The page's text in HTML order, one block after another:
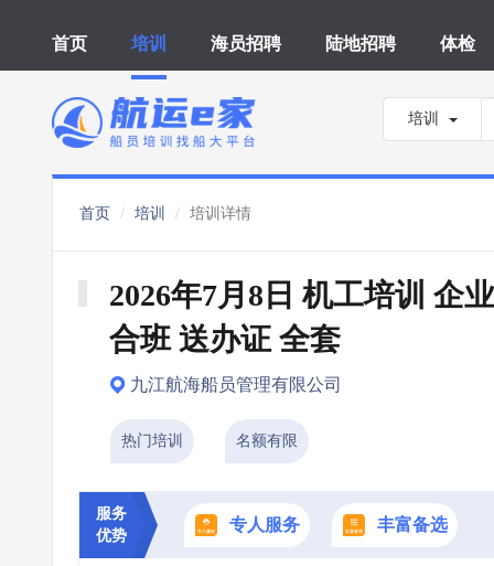
首页 培训 海员招聘 陆地招聘 体检
培训
首页 培训 培训详情
2026年7月8日 机工培训 企
合班 送办证 全套
九江航海船员管理有限公司
热门培训 名额有限
服务
优势
专人服务 丰富备选